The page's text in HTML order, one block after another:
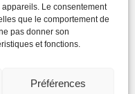
Le consentement
que le comportement de
pas donner son
et fonctions.
Préférences